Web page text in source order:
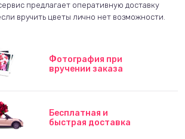
предлагает оперативную доставку
вручить цветы лично нет возможности.
Фотография при
вручении заказа
Бесплатная и
быстрая доставка